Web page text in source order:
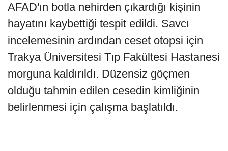
AFAD'ın botla nehirden çıkardığı kişinin
hayatını kaybettiği tespit edildi. Savcı
incelemesinin ardından ceset otopsi için
Trakya Üniversitesi Tıp Fakültesi Hastanesi
morguna kaldırıldı. Düzensiz göçmen
olduğu tahmin edilen cesedin kimliğinin
belirlenmesi için çalışma başlatıldı.